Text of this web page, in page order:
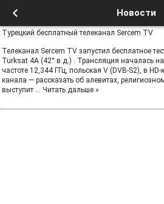
Новости
Турецкий бесплатный телеканал Sercem TV
Телеканал Sercem TV запустил бесплатное
Turksat 4A (42° в.д.) . Трансляция началась
частоте 12,344 ГГц, польская V (DVB-S2), в
канала — рассказать об алевитах,
выступит ... Читать дальше »